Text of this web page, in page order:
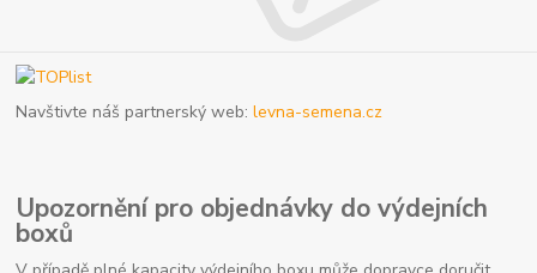
Navštivte náš partnerský web:levna-semena.cz
Upozornění pro objednávky do výdejních
boxů